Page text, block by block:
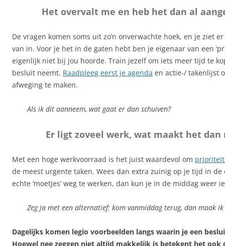
Het overvalt me en heb het dan al
De vragen komen soms uit zo’n onverwachte hoek, en je ziet
van in. Voor je het in de gaten hebt ben je eigenaar van een
eigenlijk niet bij jou hoorde. Train jezelf om iets meer tijd te
besluit neemt. Raadpleeg eerst je agenda en actie-/ takenlijst
afweging te maken.
Als ik dit aanneem, wat gaat er dan schuiven?
Er ligt zoveel werk, wat maakt het dan
Met een hoge werkvoorraad is het juist waardevol om
de meest urgente taken. Wees dan extra zuinig op je tijd in de
echte ‘moetjes’ weg te werken, dan kun je in de middag weer
Zeg ja met een alternatief: kom vanmiddag terug, dan maak
Dagelijks komen legio voorbeelden langs waarin je een
Hoewel nee zeggen niet altijd makkelijk is betekent het ook